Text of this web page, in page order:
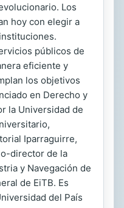
Los
hoy con elegir a
públicos de
eficiente y
los objetivos
en Derecho y
la Universidad de
Iparraguirre,
director de la
y Navegación de
de EiTB. Es
del País